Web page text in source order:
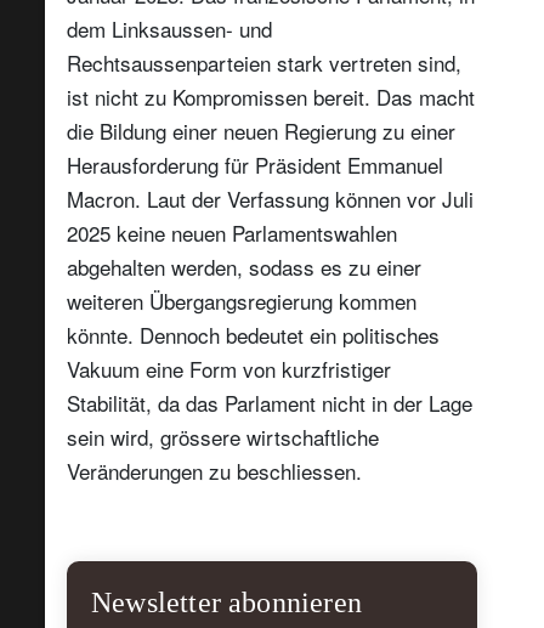
dem Linksaussen- und
Rechtsaussenparteien stark vertreten sind,
ist nicht zu Kompromissen bereit. Das macht
die Bildung einer neuen Regierung zu einer
Herausforderung für Präsident Emmanuel
Macron. Laut der Verfassung können vor Juli
2025 keine neuen Parlamentswahlen
abgehalten werden, sodass es zu einer
weiteren Übergangsregierung kommen
könnte. Dennoch bedeutet ein politisches
Vakuum eine Form von kurzfristiger
Stabilität, da das Parlament nicht in der Lage
sein wird, grössere wirtschaftliche
Veränderungen zu beschliessen.
Newsletter abonnieren